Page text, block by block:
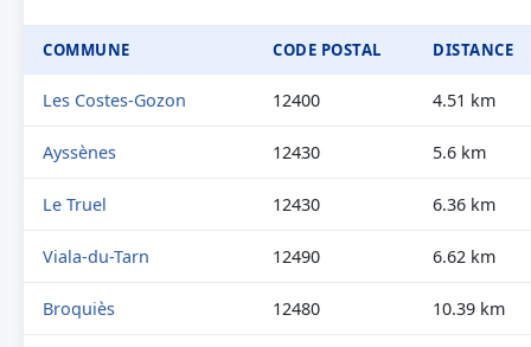
COMMUNE CODE POSTAL DISTANCE
Les Costes-Gozon 12400 4.51 km
Ayssènes 12430 5.6 km
Le Truel 12430 6.36 km
Viala-du-Tarn 12490 6.62 km
Broquiès 12480 10.39 km